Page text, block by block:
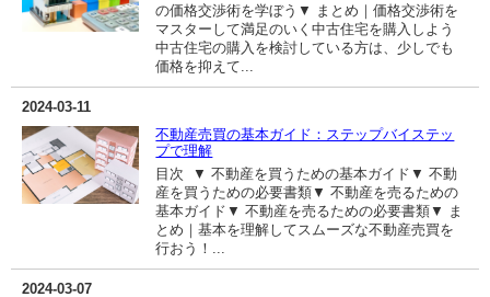
の価格交渉術を学ぼう▼ まとめ｜価格交渉術を
マスターして満足のいく中古住宅を購入しよう
中古住宅の購入を検討している方は、少しでも
価格を抑えて...
2024-03-11
不動産売買の基本ガイド：ステップバイステッ
プで理解
目次 ▼ 不動産を買うための基本ガイド▼ 不動
産を買うための必要書類▼ 不動産を売るための
基本ガイド▼ 不動産を売るための必要書類▼ ま
とめ｜基本を理解してスムーズな不動産売買を
行おう！...
2024-03-07